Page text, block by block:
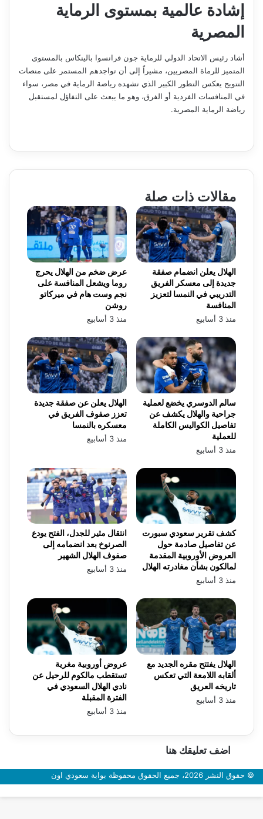
إشادة عالمية بمستوى الرماية
المصرية
أشاد رئيس الاتحاد الدولي للرماية جون فرانسوا بالينكاس بالمستوى
المتميز للرماة المصريين، مشيراً إلى أن تواجدهم المستمر على منصات
التتويج يعكس التطور الكبير الذي تشهده رياضة الرماية في مصر، سواء
في المنافسات الفردية أو الفرق، وهو ما يبعث على التفاؤل لمستقبل
رياضة الرماية المصرية.
مقالات ذات صلة
عرض ضخم من الهلال يحرج
روما ويشعل المنافسة على
نجم وست هام في ميركاتو
روشن
منذ 3 أسابيع
الهلال يعلن انضمام صفقة
جديدة إلى معسكر الفريق
التدريبي في النمسا لتعزيز
المنافسة
منذ 3 أسابيع
الهلال يعلن عن صفقة جديدة
تعزز صفوف الفريق في
معسكره بالنمسا
منذ 3 أسابيع
سالم الدوسري يخضع لعملية
جراحية والهلال يكشف عن
تفاصيل الكواليس الكاملة
للعملية
منذ 3 أسابيع
انتقال مثير للجدل، الفتح يودع
الصرنوخ بعد انضمامه إلى
صفوف الهلال الشهير
منذ 3 أسابيع
كشف تقرير سعودي سبورت
عن تفاصيل صادمة حول
العروض الأوروبية المقدمة
لمالكون بشأن مغادرته الهلال
منذ 3 أسابيع
عروض أوروبية مغرية
تستقطب مالكوم للرحيل عن
نادي الهلال السعودي في
الفترة المقبلة
منذ 3 أسابيع
الهلال يفتتح مقره الجديد مع
ألقابه اللامعة التي تعكس
تاريخه العريق
منذ 3 أسابيع
اضف تعليقك هنا
© حقوق النشر 2026، جميع الحقوق محفوظة بوابة سعودي اون